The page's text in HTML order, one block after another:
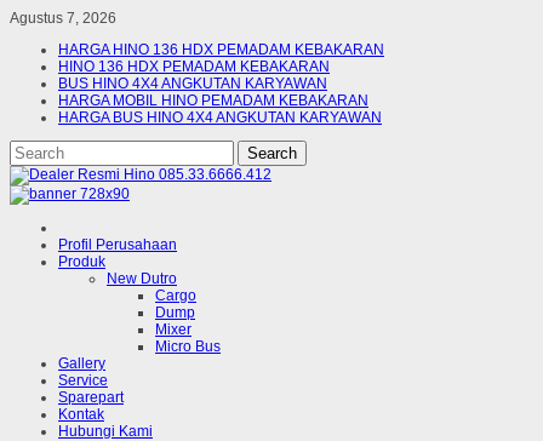
Agustus 7, 2026
HARGA HINO 136 HDX PEMADAM KEBAKARAN
HINO 136 HDX PEMADAM KEBAKARAN
BUS HINO 4X4 ANGKUTAN KARYAWAN
HARGA MOBIL HINO PEMADAM KEBAKARAN
HARGA BUS HINO 4X4 ANGKUTAN KARYAWAN
Profil Perusahaan
Produk
New Dutro
Cargo
Dump
Mixer
Micro Bus
Gallery
Service
Sparepart
Kontak
Hubungi Kami